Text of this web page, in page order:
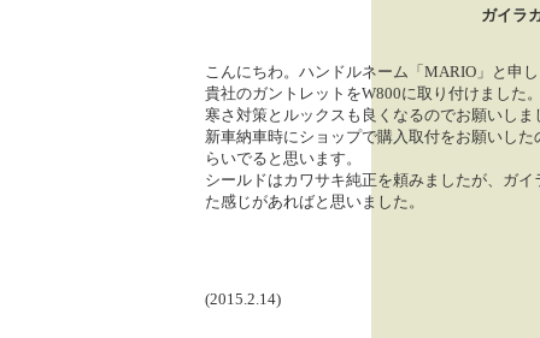
ガイラ
こんにちわ。ハンドルネーム「MARIO」と申
貴社のガントレットをW800に取り付けました
寒さ対策とルックスも良くなるのでお願いしま
新車納車時にショップで購入取付をお願いし
らいでると思います。
シールドはカワサキ純正を頼みましたが、ガ
た感じがあればと思いました。
(2015.2.14)